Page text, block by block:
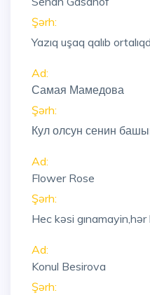
Şərh:
Yazıq uşaq qalıb
Ad:
Самая Мамедова
Şərh:
Кул олсун сенин
Ad:
Flower Rose
Şərh:
Hec kəsi
Ad:
Konul Besirova
Şərh: